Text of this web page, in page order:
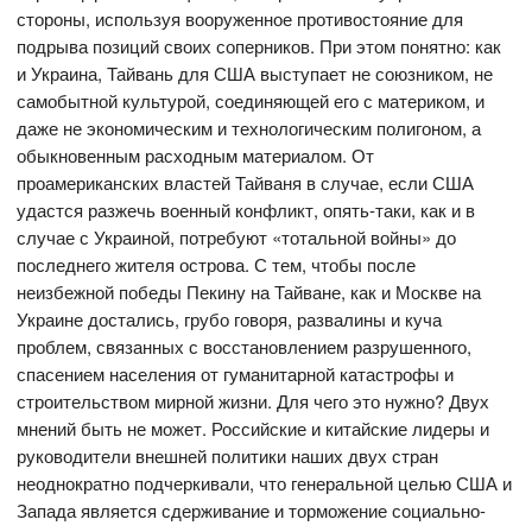
стороны, используя вооруженное противостояние для
подрыва позиций своих соперников. При этом понятно: как
и Украина, Тайвань для США выступает не союзником, не
самобытной культурой, соединяющей его с материком, и
даже не экономическим и технологическим полигоном, а
обыкновенным расходным материалом. От
проамериканских властей Тайваня в случае, если США
удастся разжечь военный конфликт, опять-таки, как и в
случае с Украиной, потребуют «тотальной войны» до
последнего жителя острова. С тем, чтобы после
неизбежной победы Пекину на Тайване, как и Москве на
Украине достались, грубо говоря, развалины и куча
проблем, связанных с восстановлением разрушенного,
спасением населения от гуманитарной катастрофы и
строительством мирной жизни. Для чего это нужно? Двух
мнений быть не может. Российские и китайские лидеры и
руководители внешней политики наших двух стран
неоднократно подчеркивали, что генеральной целью США и
Запада является сдерживание и торможение социально-